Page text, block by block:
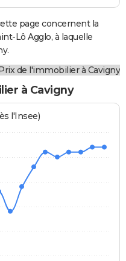
page concernent la
Lô Agglo, à laquelle
de l'immobilier à Cavigny
à Cavigny
l'Insee)